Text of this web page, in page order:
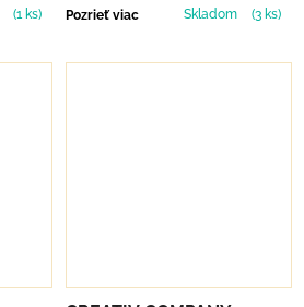
(1 ks) Pozrieť viac Skladom (3 ks)